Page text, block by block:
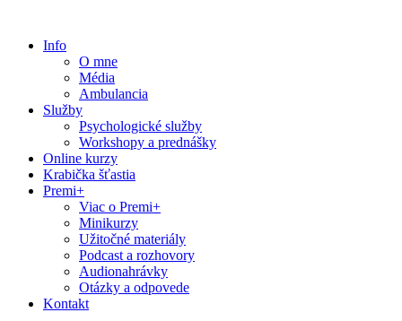
obsah
Info
O mne
Média
Ambulancia
Služby
Psychologické služby
Workshopy a prednášky
Online kurzy
Krabička šťastia
Premi+
Viac o Premi+
Minikurzy
Užitočné materiály
Podcast a rozhovory
Audionahrávky
Otázky a odpovede
Kontakt